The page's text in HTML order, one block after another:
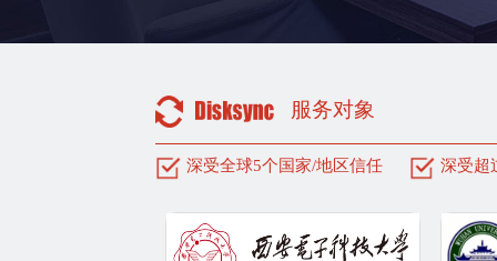
服务对象
深受全球5个国家/地区信任 深受超